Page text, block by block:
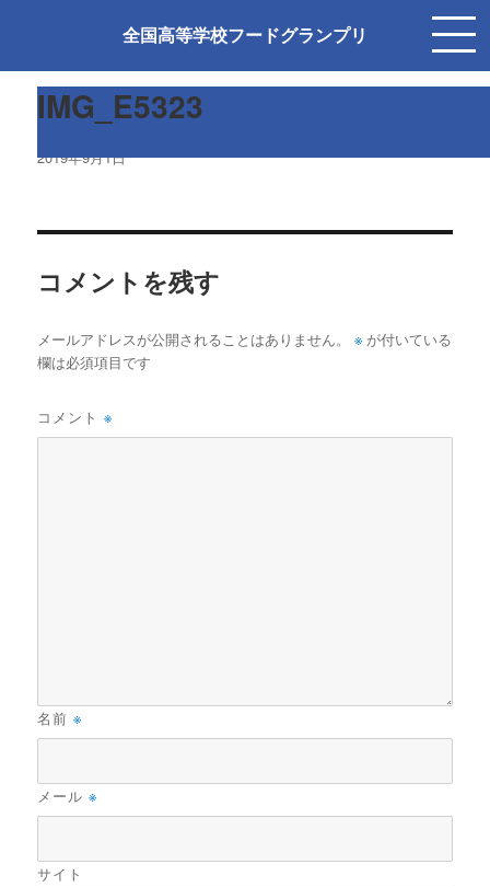
全国高等学校フードグランプリ
次の画像
IMG_E5323
投
2019年9月1日
コメントを残す
メールアドレスが公開されることはありません。 ※ が付いている
欄は必須項目です
コメント※
名前※
メール※
サイト